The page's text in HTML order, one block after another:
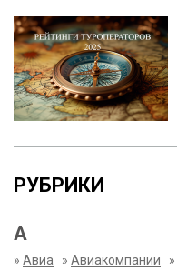
РУБРИКИ
А
» Авиа » Авиакомпании »